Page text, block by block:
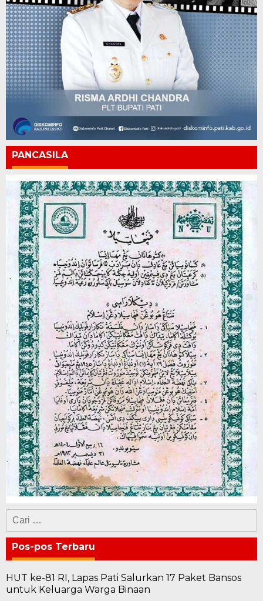
PANCASILA
Cari
untuk:
Pos-pos Terbaru
HUT ke-81 RI, Lapas Pati Salurkan 17 Paket Bansos
untuk Keluarga Warga Binaan